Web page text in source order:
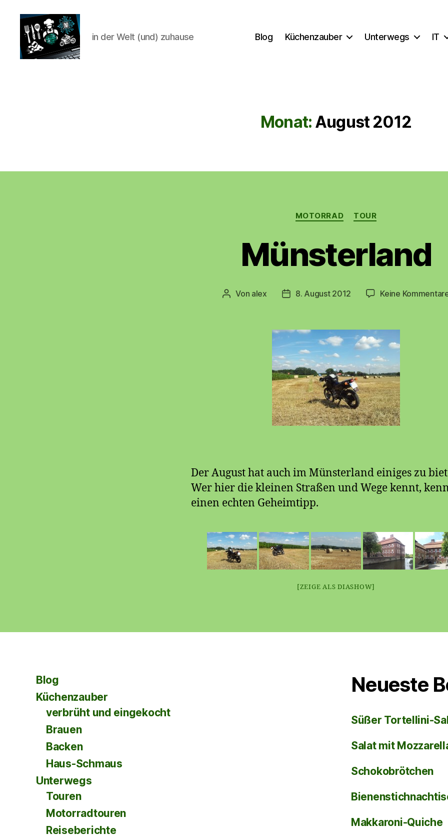
in der Welt (und) zuhause Blog Küchenzauber Unterwegs IT
Monat: August 2012
Kategorien
MOTORRAD TOUR
Münsterland
Beitragsautor
Von alex Beitragsdatum
8. August 2012 Keine
Der August hat auch im Münsterland einiges zu
Wer hier die kleinen Straßen und Wege kennt,
einen echten Geheimtipp.
[ZEIGE ALS DIASHOW]
Blog
Küchenzauber
verbrüht und eingekocht
Brauen
Backen
Haus-Schmaus
Unterwegs
Touren
Motorradtouren
Reiseberichte
Neueste
Süßer Tortellini-
Salat mit
Schokobrötchen
Makkaroni-Quiche